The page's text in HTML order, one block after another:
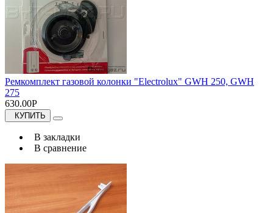
Ремкомплект газовой колонки "Electrolux" GWH 250, GWH
275
630.00Р
КУПИТЬ
В закладки
В сравнение